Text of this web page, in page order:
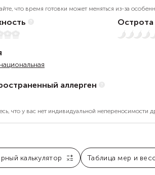
что время готовки может меняться из-за
Острота
Нет
аллерген
что у вас нет индивидуальной непереносимости
калькулятор Таблица мер и